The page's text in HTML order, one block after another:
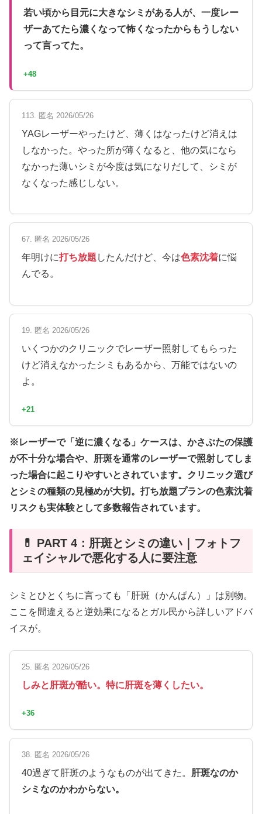
若い頃から目元に大きなシミがある人が、一度レー
ザーあてたら濃くなって怖くなったからもうしない
って言ってた。
+48
113. 匿名 2026/05/26
YAGレーザーやったけど、薄くはなったけど消えは
しなかった。やった所が薄くなると、他の気になら
なかった薄いシミが今度は気になりだして、シミが
なくなった感じしない。
67. 匿名 2026/05/26
年明けに打ち放題 したんだけど、今は色素沈着に悩
んでる。
19. 匿名 2026/05/26
いくつかのクリニックでレーザー照射してもらった
けど消えなかったシミもあるから、万能ではないの
よ。
+21
※レーザーで「逆に濃くなる」ケースは、かさぶたの保護
が不十分な場合や、肝斑を通常のレーザーで照射してしま
った場合に起こりやすいとされています。クリニック選び
とシミの種類の見極めが大切。打ち放題プランの色素沈着
リスクも実体験として多数報告されています。
💊 PART 4：肝斑とシミの違い｜フォトフ
ェイシャルで悪化する人に要注意
シミとひとくちに言っても「肝斑（かんぱん）」は別物。
ここを間違えると逆効果になるとガル民から詳しいアドバ
イスが。
25. 匿名 2026/05/26
しみと肝斑が酷い。特に肝斑を薄くしたい。
+36
38. 匿名 2026/05/26
40過ぎて肝斑のようなものが出てきた。 肝斑なのか
シミなのかわからない。